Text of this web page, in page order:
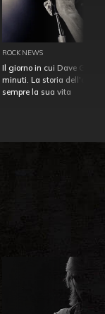
ROCK NEWS
Il giorno in cui Dave
minuti. La storia
sempre la sua vita